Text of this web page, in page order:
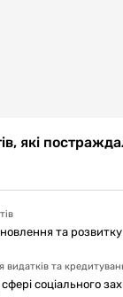
й
– не лише
які
та
видатків та
соціального